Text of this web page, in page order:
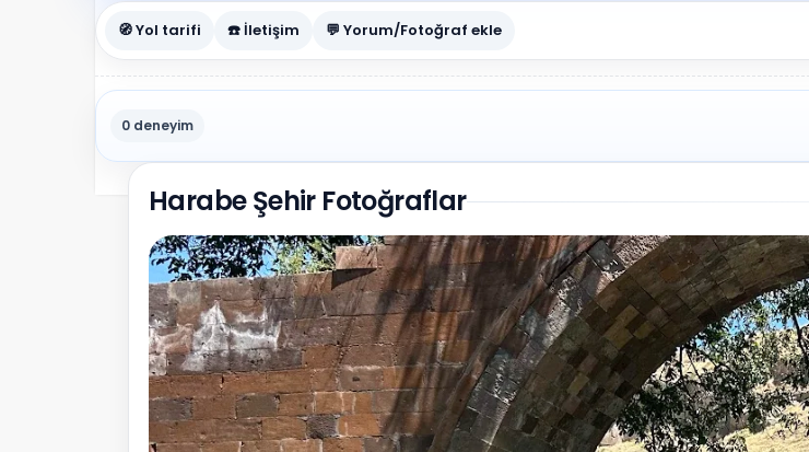
🧭 Yol tarifi ☎️ İletişim 💬 Yorum/Fotoğraf ekle
0 deneyim
Harabe Şehir Fotoğraflar